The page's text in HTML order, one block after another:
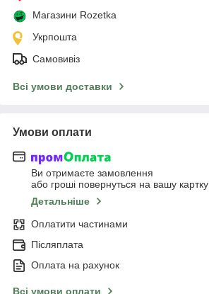
Магазини Rozetka
Укрпошта
Самовивіз
Всі умови доставки
Умови оплати
Ви отримаєте замовлення
або гроші повернуться на вашу картку
Детальніше
Оплатити частинами
Післяплата
Оплата на рахунок
Всі умови оплати